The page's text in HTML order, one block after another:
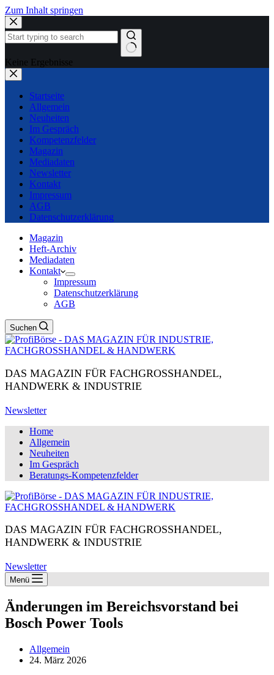
Zum Inhalt springen
Keine Ergebnisse
Startseite
Allgemein
Neuheiten
Im Gespräch
Kompetenzfelder
Magazin
Mediadaten
Newsletter
Kontakt
Impressum
AGB
Datenschutzerklärung
Magazin
Heft-Archiv
Mediadaten
Kontakt
Impressum
Datenschutzerklärung
AGB
Suchen
DAS MAGAZIN FÜR FACHGROSSHANDEL,
HANDWERK & INDUSTRIE
Newsletter
Home
Allgemein
Neuheiten
Im Gespräch
Beratungs-Kompetenzfelder
DAS MAGAZIN FÜR FACHGROSSHANDEL,
HANDWERK & INDUSTRIE
Newsletter
Menü
Änderungen im Bereichsvorstand bei
Bosch Power Tools
Allgemein
24. März 2026